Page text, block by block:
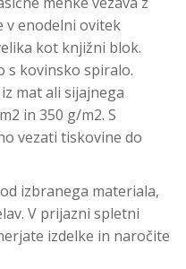
enodelni ovitek
kot knjižni blok.
s kovinsko spiralo.
mat ali sijajnega
in 350 g/m2. S
vezati tiskovine do
izbranega materiala,
V prijazni spletni
izdelke in naročite